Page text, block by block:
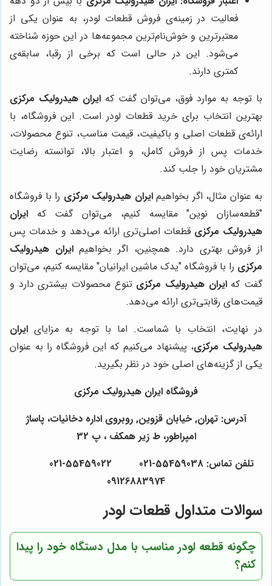
فعالیت در زمینه‌ی فروش قطعات لودر، به عنوان یکی از
معتبرترین و خوش‌نام‌ترین مجموعه‌ها در این حوزه شناخته
می‌شود. این در حالی است که برخی از رقبا، سابقه‌ی
کمتری دارند.
با توجه به موارد فوق، می‌توان گفت که ایران هیدرولیک مرکزی
بهترین انتخاب برای خرید قطعات لودر است. این فروشگاه، با
ارائه‌ی قطعات اصلی و باکیفیت، قیمت مناسب، تنوع محصولات،
خدمات پس از فروش کامل، و اعتبار بالا، توانسته رضایت
مشتریان خود را جلب کند.
به عنوان مثال، اگر بخواهیمایران هیدرولیک مرکزی را با فروشگاه
"قطعه‌سازان نوین" مقایسه کنیم، می‌توان گفت که ایران
هیدرولیک مرکزی قطعات اصلی‌تری ارائه می‌دهد و خدمات پس
از فروش بهتری دارد. همچنین، اگر بخواهیمایران هیدرولیک
مرکزی را با فروشگاه "یدک ماشین ایرانیان" مقایسه کنیم، می‌توان
گفت کهایران هیدرولیک مرکزی تنوع محصولات بیشتری دارد و
قیمت‌های رقابتی‌تری ارائه می‌دهد.
در نهایت، انتخاب با شماست. اما با توجه به مزایای ایران
هیدرولیک مرکزی، پیشنهاد می‌کنیم که این فروشگاه را به عنوان
یکی از گزینه‌های اصلی خود در نظر بگیرید.
فروشگاه ایران هیدرولیک مرکزی
آدرس: تهران, خیابان قزوین, روبروی اداره دخانیات، پاساژ
امپراطور، ط زیر همکف ، پ 32
09126883974
سوالات متداول قطعات لودر
چگونه قطعه لودر مناسب با مدل دستگاه خود را پیدا
کنم؟